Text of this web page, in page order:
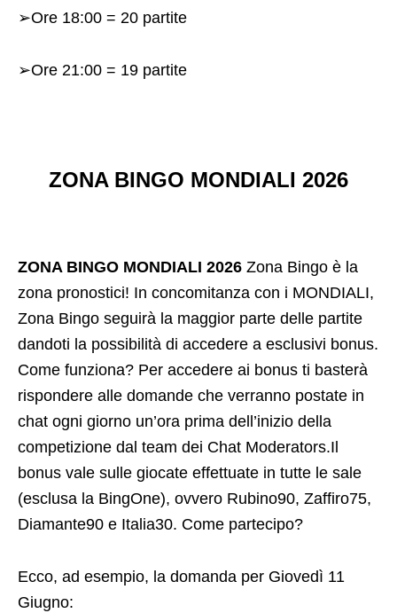
➢Ore 18:00 = 20 partite
➢Ore 21:00 = 19 partite
ZONA BINGO MONDIALI 2026
ZONA BINGO MONDIALI 2026 Zona Bingo è la
zona pronostici! In concomitanza con i MONDIALI,
Zona Bingo seguirà la maggior parte delle partite
dandoti la possibilità di accedere a esclusivi bonus.
Come funziona? Per accedere ai bonus ti basterà
rispondere alle domande che verranno postate in
chat ogni giorno un’ora prima dell’inizio della
competizione dal team dei Chat Moderators.Il
bonus vale sulle giocate effettuate in tutte le sale
(esclusa la BingOne), ovvero Rubino90, Zaffiro75,
Diamante90 e Italia30. Come partecipo?
Ecco, ad esempio, la domanda per Giovedì 11
Giugno: